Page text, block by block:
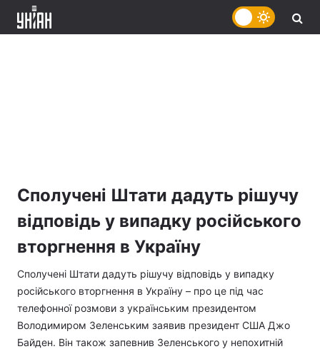
Сполучені Штати дадуть рішучу
відповідь у випадку російського
вторгнення в Україну
Сполучені Штати дадуть рішучу відповідь у випадку
російського вторгнення в Україну – про це під час
телефонної розмови з українським президентом
Володимиром Зеленським заявив президент США Джо
Байден. Він також запевнив Зеленського у непохитній